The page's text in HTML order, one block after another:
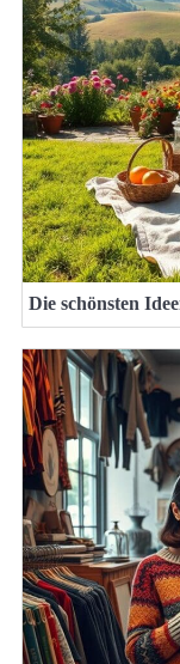
Die schönsten